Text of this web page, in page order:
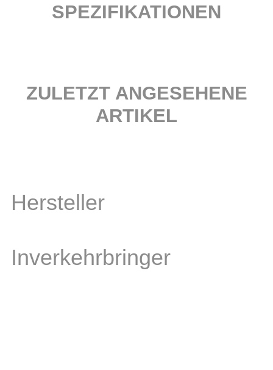
SPEZIFIKATIONEN
ZULETZT ANGESEHENE
ARTIKEL
Hersteller
Inverkehrbringer